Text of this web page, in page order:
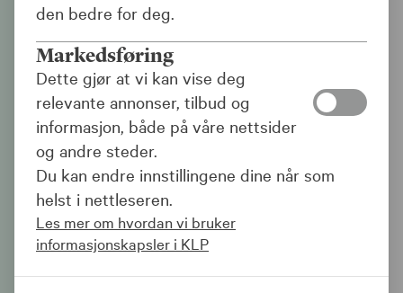
Er oppgitt
kilometerstand riktig?
Vi ønsker at du skal få den erstatningen
du har rett på hvis uhellet skulle være
ute. Sjekk om registrert kilometerstand er
riktig - feil informasjon på bilforsikringen
kan føre til at du får redusert erstatning
dersom noe skjer.
den bedre for deg.
Markedsføring
Dette gjør at vi kan vise deg
relevante annonser, tilbud og
informasjon, både på våre nettsider
og andre steder.
Du kan endre innstillingene dine når som
helst i nettleseren.
Les mer om hvordan vi bruker
informasjonskapsler i KLP